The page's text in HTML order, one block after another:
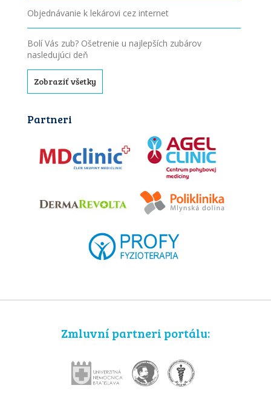
Objednávanie k lekárovi cez internet
Bolí Vás zub? Ošetrenie u najlepších zubárov
nasledujúci deň
Zobraziť všetky
Partneri
Zmluvní partneri portálu: